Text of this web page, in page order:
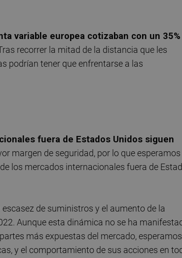
variable europea cotizaban con un 35%
recorrer la mitad de la distancia que les
podrían tener que enfrentarse a las
fuera de Estados Unidos siguen
margen de seguridad, por lo que esperamos
los mercados internacionales fuera de
escasez de suministros y el aumento de la
Aunque esta dinámica no se ha
más expuestas del mercado, esperamos
y el comportamiento de sus acciones en